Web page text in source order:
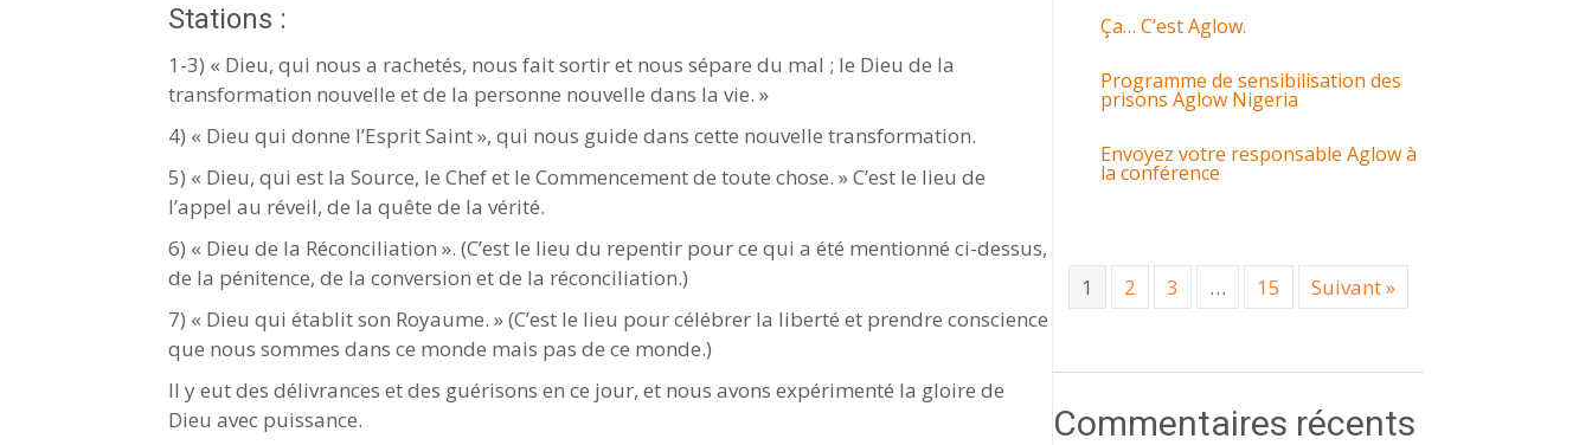
Stations :
1-3) « Dieu, qui nous a rachetés, nous fait sortir et nous sépare du mal ; le Dieu de la
transformation nouvelle et de la personne nouvelle dans la vie. »
4) « Dieu qui donne l’Esprit Saint », qui nous guide dans cette nouvelle transformation.
5) « Dieu, qui est la Source, le Chef et le Commencement de toute chose. » C’est le lieu de
l’appel au réveil, de la quête de la vérité.
6) « Dieu de la Réconciliation ». (C’est le lieu du repentir pour ce qui a été mentionné ci-dessus,
de la pénitence, de la conversion et de la réconciliation.)
7) « Dieu qui établit son Royaume. » (C’est le lieu pour célébrer la liberté et prendre conscience
que nous sommes dans ce monde mais pas de ce monde.)
Il y eut des délivrances et des guérisons en ce jour, et nous avons expérimenté la gloire de
Dieu avec puissance.
Ça… C’est Aglow.
Programme de sensibilisation des
prisons Aglow Nigeria
Envoyez votre responsable Aglow à
la conférence
1 2 3 … 15 Suivant »
Commentaires récents